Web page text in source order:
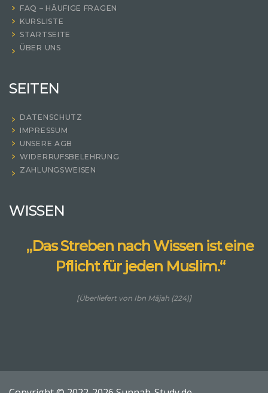
FAQ – HÄUFIGE FRAGEN
KURSLISTE
STARTSEITE
ÜBER UNS
SEITEN
DATENSCHUTZ
IMPRESSUM
UNSERE AGB
WIDERRUFSBELEHRUNG
ZAHLUNGSWEISEN
WISSEN
„Das Streben nach Wissen ist eine
Pflicht für jeden Muslim.“
[Überliefert von Ibn Mājah (224)]